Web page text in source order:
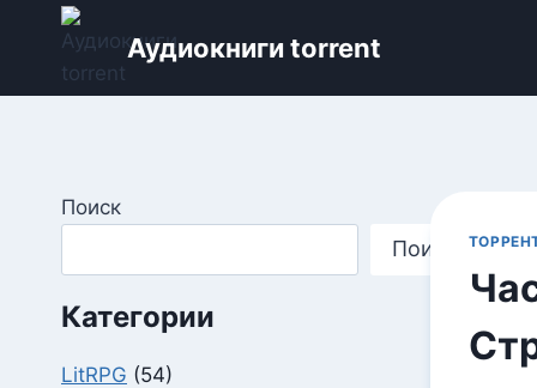
Перейти
содержимому
Аудиокниги torrent
Поиск
Поиск
Категории
LitRPG (54)